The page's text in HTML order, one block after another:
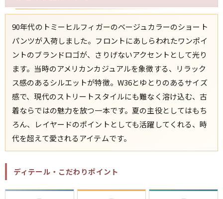
すべての年代を見る
週刊ラッシュアウト新聞
古着コラム
メディア・イベント情報
Youtube 古着屋Rush Out チャンネル
90年代のトミーヒルフィガーのベージュカラーのショート
パンツが入荷しました。フロントにあしらわれたワンポイ
ントのブランドロゴが、さりげないアクセントとして光り
ます。当時のアメリカンカジュアルを象徴する、リラック
ス感のあるシルエットが特徴。W36とゆとりのあるサイズ
感で、現代のストリートスタイルにも難なく溶け込む、古
着ならではの魅力を放つ一本です。夏の主役としてはもち
ろん、レイヤードのポイントとしても活躍してくれる、時
代を超えて愛されるアイテムです。
ディテール・こだわりポイント